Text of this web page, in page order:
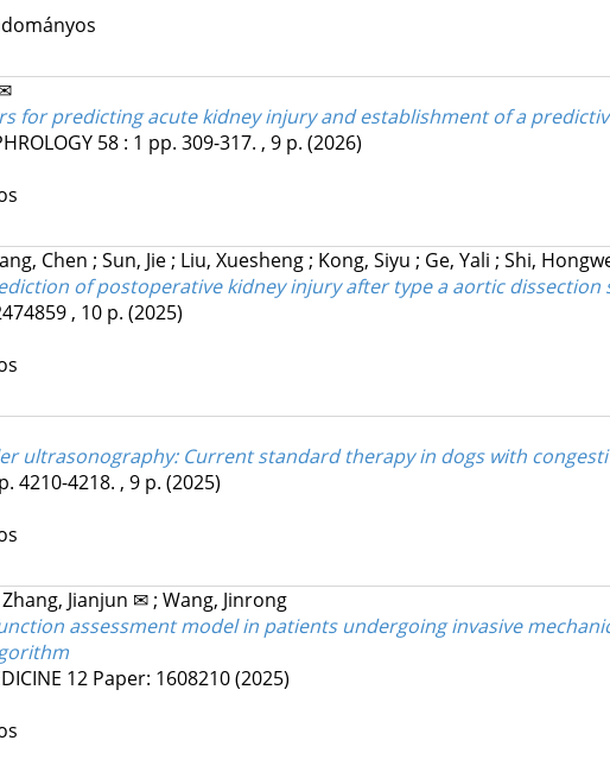
for predicting acute kidney injury and establishment of a
58: 1 pp. 309-317. , 9 p. (2026)
Chen ; Sun, Jie; Liu, Xuesheng; Kong, Siyu ; Ge, Yali ; Shi,
of postoperative kidney injury after type a aortic
, 10 p. (2025)
ultrasonography: Current standard therapy in dogs with
4210-4218. , 9 p. (2025)
Zhang, Jianjun ✉; Wang, Jinrong
assessment model in patients undergoing invasive
12 Paper: 1608210(2025)